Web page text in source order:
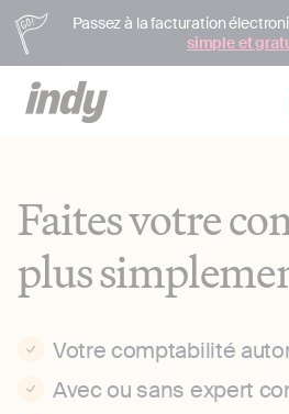
Passez à la facturation
simple et
Faites votre
plus
Votre comptabilité
Avec ou sans expert